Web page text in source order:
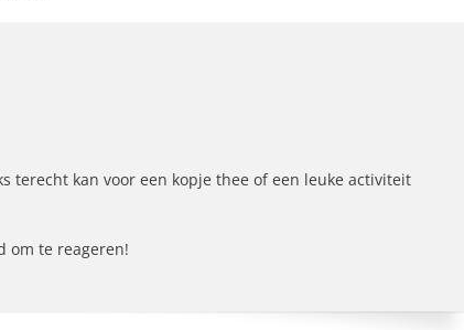
terecht kan voor een kopje thee of een leuke activiteit
om te reageren!